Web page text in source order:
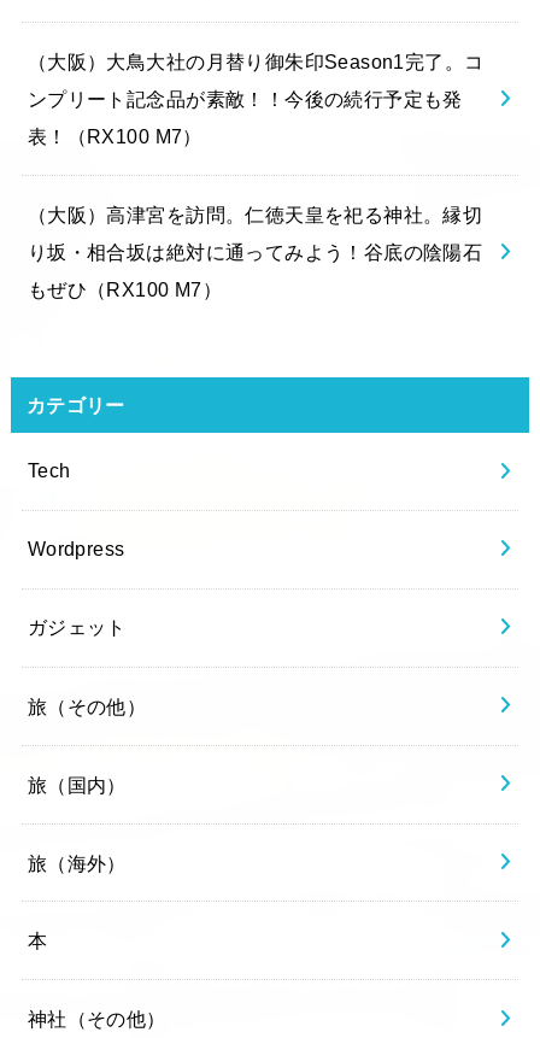
（大阪）大鳥大社の月替り御朱印Season1完了。コ
ンプリート記念品が素敵！！今後の続行予定も発
表！（RX100 M7）
（大阪）高津宮を訪問。仁徳天皇を祀る神社。縁切
り坂・相合坂は絶対に通ってみよう！谷底の陰陽石
もぜひ（RX100 M7）
カテゴリー
Tech
Wordpress
ガジェット
旅（その他）
旅（国内）
旅（海外）
本
神社（その他）